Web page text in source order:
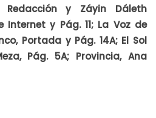
Redacción y Záyin Dáleth
Internet y Pág. 11; La Voz de
Portada y Pág. 14A; El Sol
Pág. 5A; Provincia, Ana